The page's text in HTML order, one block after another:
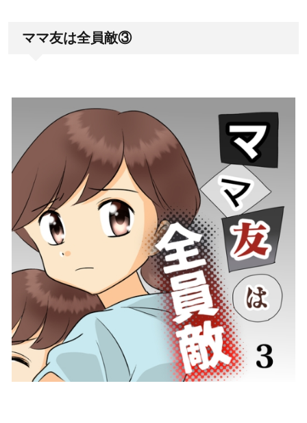
ママ友は全員敵③